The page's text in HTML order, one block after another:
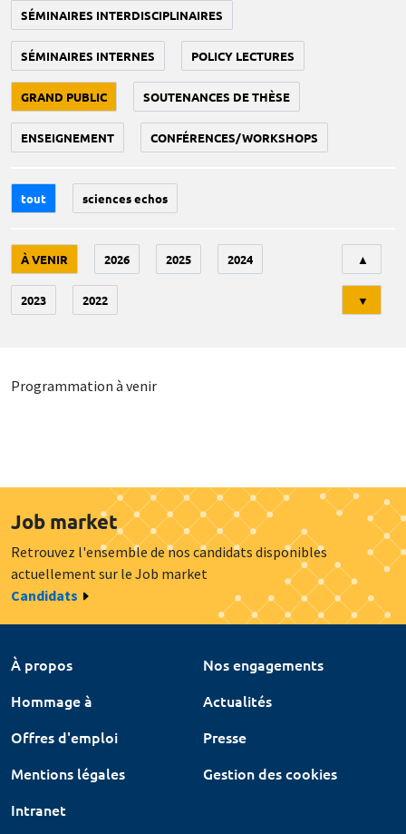
SÉMINAIRES INTERDISCIPLINAIRES
SÉMINAIRES INTERNES POLICY LECTURES
GRAND PUBLIC SOUTENANCES DE THÈSE
ENSEIGNEMENT CONFÉRENCES/WORKSHOPS
tout sciences echos
À VENIR 2026 2025 2024
2023 2022
▲
▼
Programmation à venir
Job market
Retrouvez l'ensemble de nos candidats disponibles
actuellement sur le Job market
Candidats
À propos
Nos engagements
Hommage à
Actualités
Offres d'emploi
Presse
Mentions légales
Gestion des cookies
Intranet